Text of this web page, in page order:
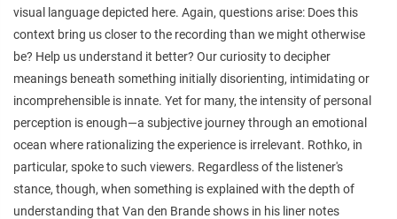
visual language depicted here. Again, questions arise: Does this
context bring us closer to the recording than we might otherwise
be? Help us understand it better? Our curiosity to decipher
meanings beneath something initially disorienting, intimidating or
incomprehensible is innate. Yet for many, the intensity of personal
perception is enough—a subjective journey through an emotional
ocean where rationalizing the experience is irrelevant. Rothko, in
particular, spoke to such viewers. Regardless of the listener's
stance, though, when something is explained with the depth of
understanding that Van den Brande shows in his liner notes